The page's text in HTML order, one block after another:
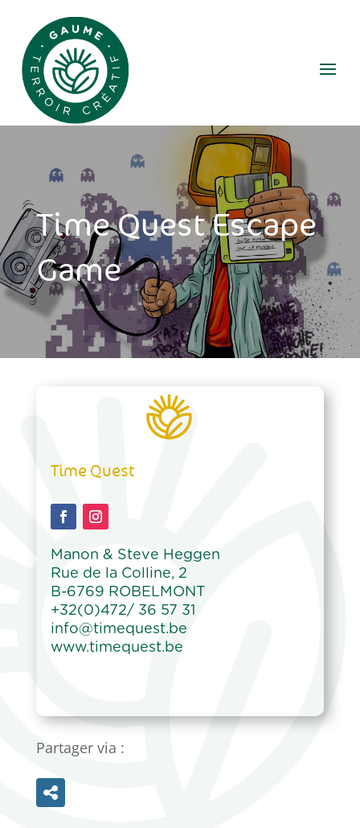
Time Quest Escape
Game
Time Quest
Manon & Steve Heggen
Rue de la Colline, 2
B-6769 ROBELMONT
+32(0)472/ 36 57 31
info@timequest.be
www.timequest.be
Partager via :